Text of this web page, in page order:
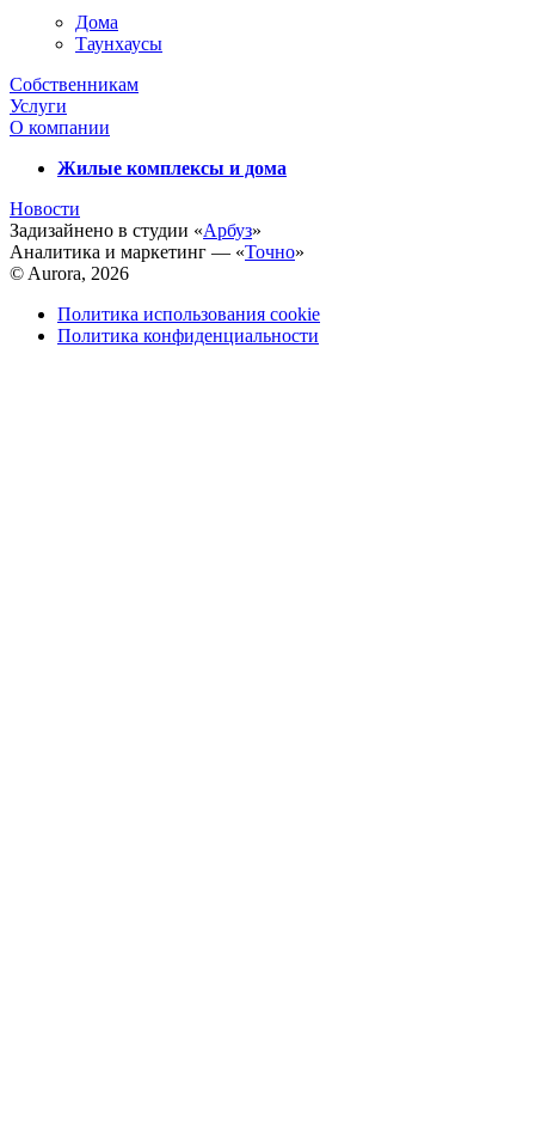
Дома
Таунхаусы
Собственникам
Услуги
О компании
Жилые комплексы и дома
Новости
Задизайнено в студии «Арбуз»
Аналитика и маркетинг — «Точно»
© Aurora, 2026
Политика использования cookie
Политика конфиденциальности